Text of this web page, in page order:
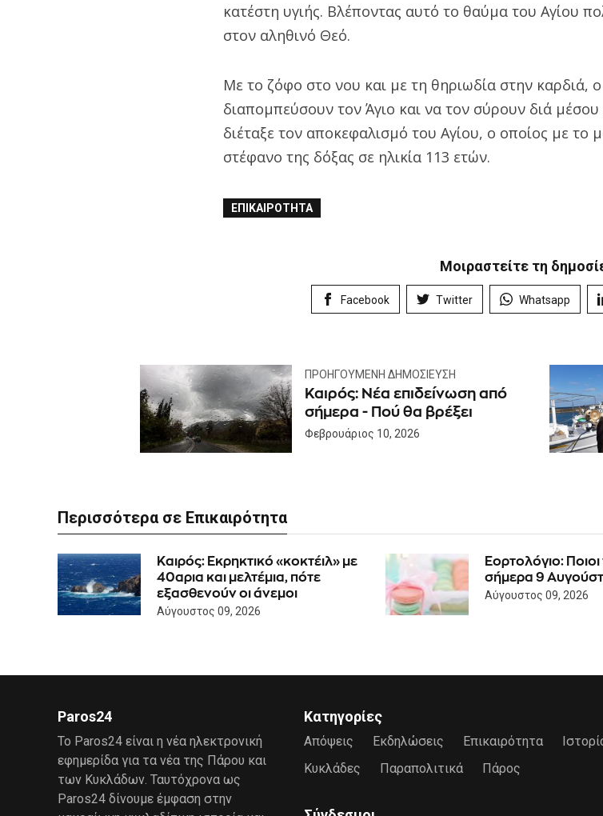
κατέστη υγιής. Βλέποντας αυτό το θαύμα του Αγίου
στον αληθινό Θεό.
Με το ζόφο στο νου και με τη θηριωδία στην καρδιά,
διαπομπεύσουν τον Άγιο και να τον σύρουν διά
διέταξε τον αποκεφαλισμό του Αγίου, ο οποίος με το
στέφανο της δόξας σε ηλικία 113 ετών.
ΕΠΙΚΑΙΡΌΤΗΤΑ
Μοιραστείτε τη
Facebook Twitter Whatsapp
ΠΡΟΗΓΟΎΜΕΝΗ ΔΗΜΟΣΊΕΥΣΗ
Καιρός: Νέα επιδείνωση από
σήμερα - Πού θα βρέξει
Φεβρουάριος 10, 2026
Περισσότερα σε Επικαιρότητα
Καιρός: Eκρηκτικό «κοκτέιλ» με
40αρια και μελτέμια, πότε
εξασθενούν οι άνεμοι
Αύγουστος 09, 2026
Εορτολόγιο:
σήμερα 9
Αύγουστος 09, 2026
Paros24
Το Paros24 είναι η νέα ηλεκτρονική
εφημερίδα για τα νέα της Πάρου και
των Κυκλάδων. Ταυτόχρονα ως
Paros24 δίνουμε έμφαση στην
Κατηγορίες
Απόψεις Εκδηλώσεις Επικαιρότητα
Κυκλάδες
Παραπολιτικά Πάρος